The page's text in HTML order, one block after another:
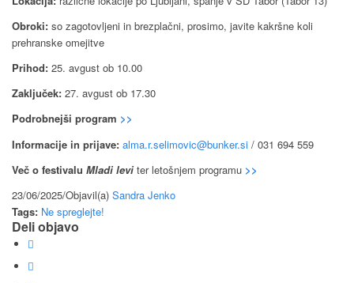
Obroki: so zagotovljeni in brezplačni, prosimo, javite kakršne koli
prehranske omejitve
Prihod: 25. avgust ob 10.00
Zaključek: 27. avgust ob 17.30
Podrobnejši program >>
Informacije in prijave: alma.r.selimovic@bunker.si / 031 694 559
Več o festivalu Mladi levi ter letošnjem programu >>
23/06/2025/Objavil(a) Sandra Jenko
Tags: Ne spreglejte!
Deli objavo